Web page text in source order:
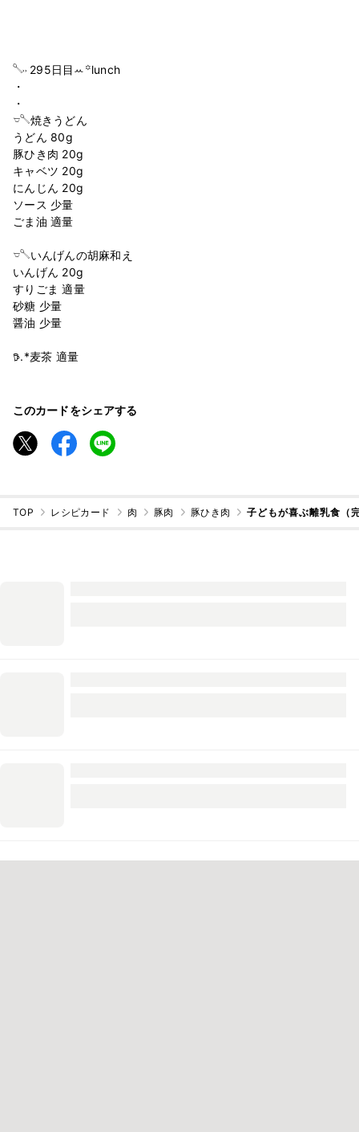
𓌈˒˒ 295日目ꕀ꙳lunch
・
・
𓎻𓌈焼きうどん
うどん 80g
豚ひき肉 20g
キャベツ 20g
にんじん 20g
ソース 少量
ごま油 適量
𓎻𓌈いんげんの胡麻和え
いんげん 20g
すりごま 適量
砂糖 少量
醤油 少量
𖠚.*麦茶 適量
このカードをシェアする
TOP レシピカード 肉 豚肉 豚ひき肉 子どもが喜ぶ離乳食